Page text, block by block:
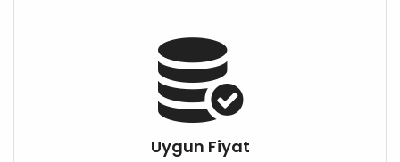
Uygun Fiyat